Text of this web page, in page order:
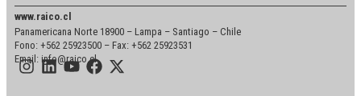
www.raico.cl
Panamericana Norte 18900 – Lampa – Santiago – Chile
Fono: +562 25923500 – Fax: +562 25923531
Email: info@raico.cl